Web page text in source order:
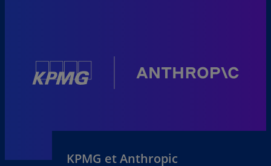
KPMG et Anthropic